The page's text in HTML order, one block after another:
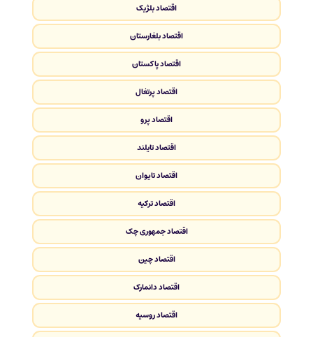
اقتصاد بلژیک
اقتصاد بلغارستان
اقتصاد پاکستان
اقتصاد پرتغال
اقتصاد پرو
اقتصاد تایلند
اقتصاد تایوان
اقتصاد ترکیه
اقتصاد جمهوری چک
اقتصاد چین
اقتصاد دانمارک
اقتصاد روسیه